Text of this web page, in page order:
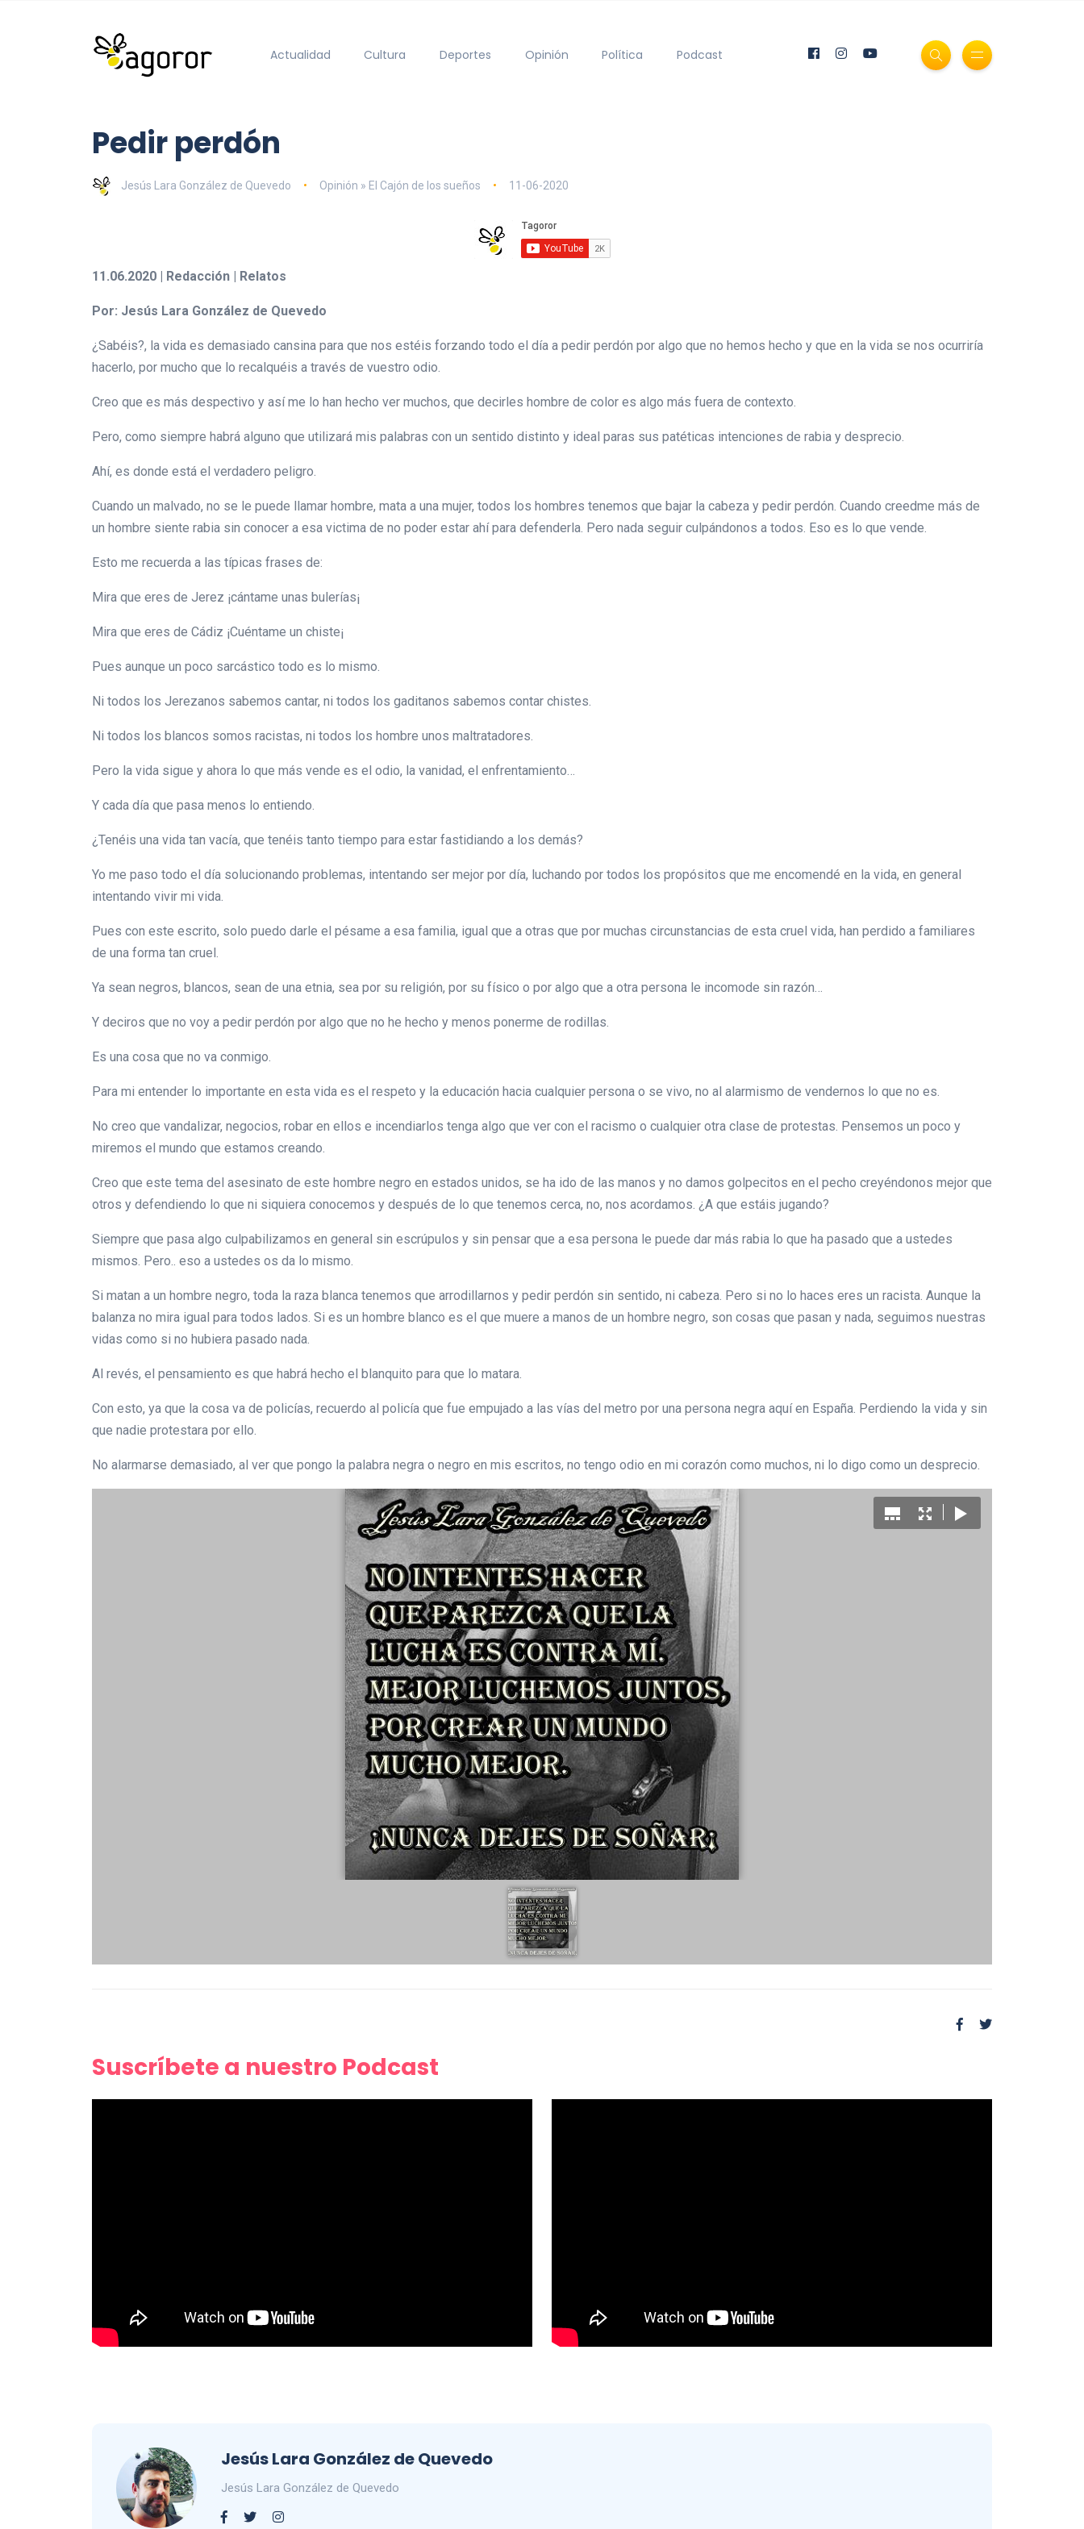
Actualidad Cultura Deportes Opinión Política Podcast
Pedir perdón
Jesús Lara González de Quevedo Opinión » El Cajón de los sueños 11-06-2020
11.06.2020 | Redacción | Relatos
Por: Jesús Lara González de Quevedo
¿Sabéis?, la vida es demasiado cansina para que nos estéis forzando todo el día a pedir perdón por algo que no hemos hecho y que en la vida se nos ocurriría
hacerlo, por mucho que lo recalquéis a través de vuestro odio.
Creo que es más despectivo y así me lo han hecho ver muchos, que decirles hombre de color es algo más fuera de contexto.
Pero, como siempre habrá alguno que utilizará mis palabras con un sentido distinto y ideal paras sus patéticas intenciones de rabia y desprecio.
Ahí, es donde está el verdadero peligro.
Cuando un malvado, no se le puede llamar hombre, mata a una mujer, todos los hombres tenemos que bajar la cabeza y pedir perdón. Cuando creedme más de
un hombre siente rabia sin conocer a esa victima de no poder estar ahí para defenderla. Pero nada seguir culpándonos a todos. Eso es lo que vende.
Esto me recuerda a las típicas frases de:
Mira que eres de Jerez ¡cántame unas bulerías¡
Mira que eres de Cádiz ¡Cuéntame un chiste¡
Pues aunque un poco sarcástico todo es lo mismo.
Ni todos los Jerezanos sabemos cantar, ni todos los gaditanos sabemos contar chistes.
Ni todos los blancos somos racistas, ni todos los hombre unos maltratadores.
Pero la vida sigue y ahora lo que más vende es el odio, la vanidad, el enfrentamiento…
Y cada día que pasa menos lo entiendo.
¿Tenéis una vida tan vacía, que tenéis tanto tiempo para estar fastidiando a los demás?
Yo me paso todo el día solucionando problemas, intentando ser mejor por día, luchando por todos los propósitos que me encomendé en la vida, en general
intentando vivir mi vida.
Pues con este escrito, solo puedo darle el pésame a esa familia, igual que a otras que por muchas circunstancias de esta cruel vida, han perdido a familiares
de una forma tan cruel.
Ya sean negros, blancos, sean de una etnia, sea por su religión, por su físico o por algo que a otra persona le incomode sin razón…
Y deciros que no voy a pedir perdón por algo que no he hecho y menos ponerme de rodillas.
Es una cosa que no va conmigo.
Para mi entender lo importante en esta vida es el respeto y la educación hacia cualquier persona o se vivo, no al alarmismo de vendernos lo que no es.
No creo que vandalizar, negocios, robar en ellos e incendiarlos tenga algo que ver con el racismo o cualquier otra clase de protestas. Pensemos un poco y
miremos el mundo que estamos creando.
Creo que este tema del asesinato de este hombre negro en estados unidos, se ha ido de las manos y no damos golpecitos en el pecho creyéndonos mejor que
otros y defendiendo lo que ni siquiera conocemos y después de lo que tenemos cerca, no, nos acordamos. ¿A que estáis jugando?
Siempre que pasa algo culpabilizamos en general sin escrúpulos y sin pensar que a esa persona le puede dar más rabia lo que ha pasado que a ustedes
mismos. Pero.. eso a ustedes os da lo mismo.
Si matan a un hombre negro, toda la raza blanca tenemos que arrodillarnos y pedir perdón sin sentido, ni cabeza. Pero si no lo haces eres un racista. Aunque la
balanza no mira igual para todos lados. Si es un hombre blanco es el que muere a manos de un hombre negro, son cosas que pasan y nada, seguimos nuestras
vidas como si no hubiera pasado nada.
Al revés, el pensamiento es que habrá hecho el blanquito para que lo matara.
Con esto, ya que la cosa va de policías, recuerdo al policía que fue empujado a las vías del metro por una persona negra aquí en España. Perdiendo la vida y sin
que nadie protestara por ello.
No alarmarse demasiado, al ver que pongo la palabra negra o negro en mis escritos, no tengo odio en mi corazón como muchos, ni lo digo como un desprecio.
Suscríbete a nuestro Podcast
Jesús Lara González de Quevedo
Jesús Lara González de Quevedo